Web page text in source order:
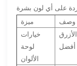
ميزة
وصف
خيارات
لوحة
الألوان